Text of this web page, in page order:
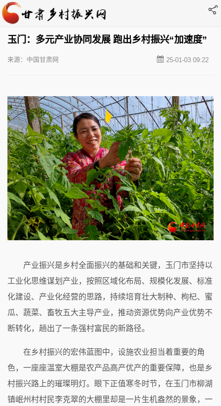
玉门：多元产业协同发展 跑出乡村振兴“加速度”
25-01-03 09:22
来源：中国甘肃网
产业振兴是乡村全面振兴的基础和关键，玉门市坚持以
工业化思维谋划产业，按照区域化布局、规模化发展、标准
化建设、产业化经营的思路，持续培育壮大制种、枸杞、蜜
瓜、蔬菜、畜牧五大主导产业，推动资源优势向产业优势不
断转化，趟出了一条强村富民的新路径。
在乡村振兴的宏伟蓝图中，设施农业担当着重要的角
色，一座座温室大棚是农产品高产优产的重要保障，也是乡
村振兴路上的璀璨明灯。眼下正值寒冬时节，在玉门市柳湖
镇岷州村村民李克翠的大棚里却是一片生机盎然的景象，一